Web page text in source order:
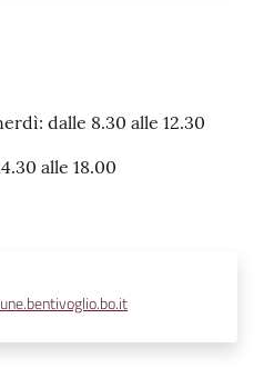
dalle 8.30 alle 12.30
alle 18.00